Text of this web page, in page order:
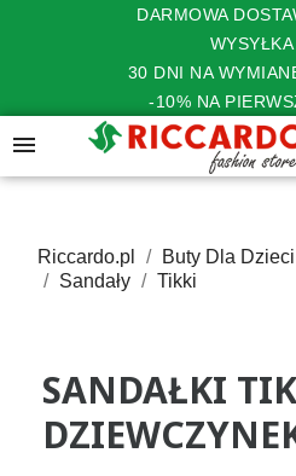
DARMOWA
30 DNI NA
-10% NA

Riccardo.pl Buty Dla Dzieci
Sandały
Tikki
SANDAŁKI